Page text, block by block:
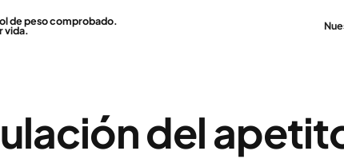
de peso comprobado.
vida.
del